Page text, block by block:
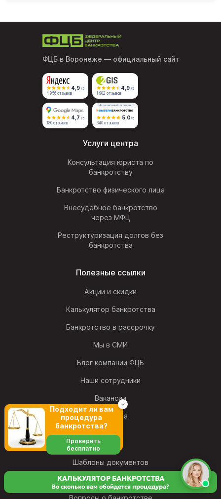
ФЦБ в Воронеже — официальный сайт
4,9 /5
4 956 отзывов
4,9 /5
1 902 отзывов
4,7 /5
180 отзывов
Независимый агрегатор
5,0/5
340 отзывов
Услуги центра
Консультация юриста по
банкротству
Банкротство физического лица
Внесудебное банкротство
через МФЦ
Реструктуризация долгов без
банкротства
Полезные ссылки
Акции и скидки
Калькулятор банкротства
Банкротство в рассрочку
Мы в СМИ
Блог компании ФЦБ
Наши сотрудники
Вакансии
Франшиза
Шаблоны документов
Словарь банкротства
КАЛЬКУЛЯТОР БАНКРОТСТВА
Во сколько вам обойдется процедура?
Подходит ли вам
процедура
банкротства?
Проверить
бесплатно